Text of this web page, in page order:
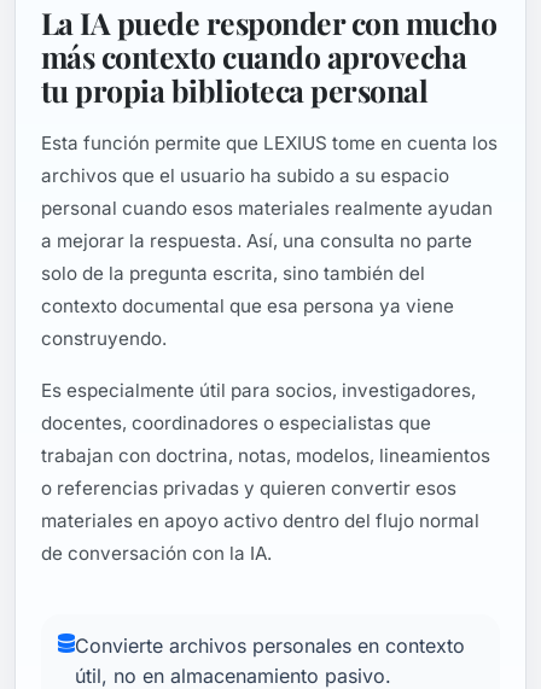
La IA puede responder con mucho
más contexto cuando aprovecha
tu propia biblioteca personal
Esta función permite que LEXIUS tome en cuenta los
archivos que el usuario ha subido a su espacio
personal cuando esos materiales realmente ayudan
a mejorar la respuesta. Así, una consulta no parte
solo de la pregunta escrita, sino también del
contexto documental que esa persona ya viene
construyendo.
Es especialmente útil para socios, investigadores,
docentes, coordinadores o especialistas que
trabajan con doctrina, notas, modelos, lineamientos
o referencias privadas y quieren convertir esos
materiales en apoyo activo dentro del flujo normal
de conversación con la IA.
Convierte archivos personales en contexto
útil, no en almacenamiento pasivo.